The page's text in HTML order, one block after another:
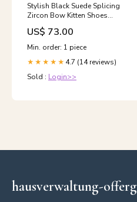
Stylish Black Suede Splicing
Zircon Bow Kitten Shoes
Grey Patchwork Plaid
Hooded Fall Loose Loose
Sweatshirt
US$ 73.00
Min. order: 1 piece
★★★★★ 4.7 (14 reviews)
Sold : Login>>
hausverwaltung-